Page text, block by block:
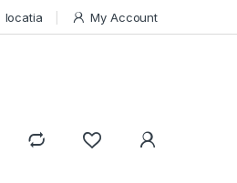
locatia My Account